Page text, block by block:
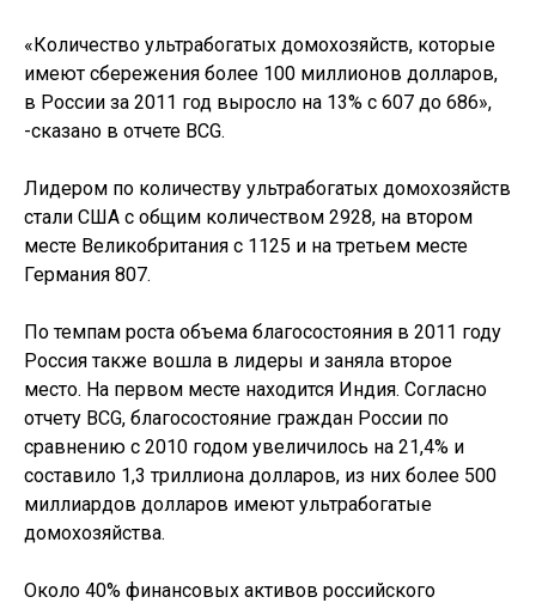
«Количество ультрабогатых домохозяйств, которые
имеют сбережения более 100 миллионов долларов,
в России за 2011 год выросло на 13% с 607 до 686»,
-сказано в отчете BCG.
Лидером по количеству ультрабогатых домохозяйств
стали США с общим количеством 2928, на втором
месте Великобритания с 1125 и на третьем месте
Германия 807.
По темпам роста объема благосостояния в 2011 году
Россия также вошла в лидеры и заняла второе
место. На первом месте находится Индия. Согласно
отчету BCG, благосостояние граждан России по
сравнению с 2010 годом увеличилось на 21,4% и
составило 1,3 триллиона долларов, из них более 500
миллиардов долларов имеют ультрабогатые
домохозяйства.
Около 40% финансовых активов российского